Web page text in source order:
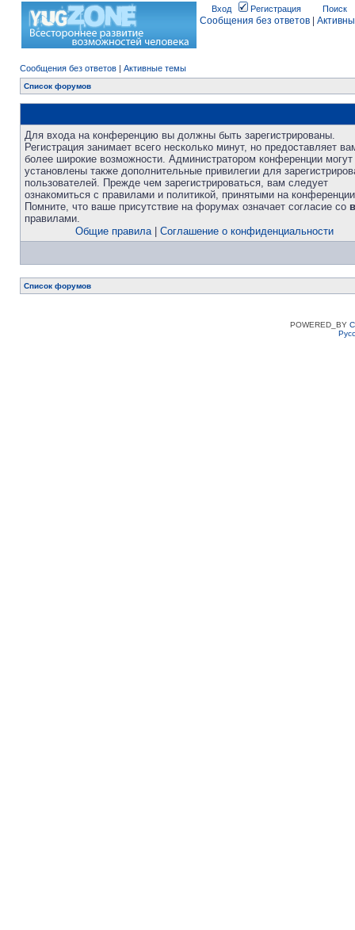
Вход Регистрация Поиск
Сообщения без ответов
Сообщения без ответов | Активные темы
Список форумов
Для входа на конференцию вы должны быть зарегистрированы.
Регистрация занимает всего несколько минут, но предоставляет
более широкие возможности. Администратором конференции
установлены также дополнительные привилегии для
пользователей. Прежде чем зарегистрироваться, вам следует
ознакомиться с правилами и политикой, принятыми на
Помните, что ваше присутствие на форумах означает согласие со
правилами.
Общие правила| Соглашение о конфиденциальности
Список форумов
POWERED_BY